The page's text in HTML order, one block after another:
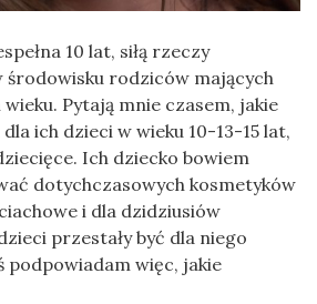
10 lat, siłą rzeczy
środowisku rodziców mających
Pytają mnie czasem, jakie
ich dzieci w wieku 10-13-15 lat,
Ich dziecko bowiem
dotychczasowych kosmetyków
i dla dzidziusiów
przestały być dla niego
podpowiadam więc, jakie